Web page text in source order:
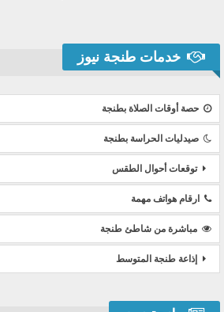
خدمات طنجة نيوز
حصة أوقات الصلاة بطنجة
صيدليات الحراسة بطنجة
توقعات أحوال الطقس
ارقام هواتف مهمة
مباشرة من شاطئ طنجة
إذاعة طنجة المتوسط